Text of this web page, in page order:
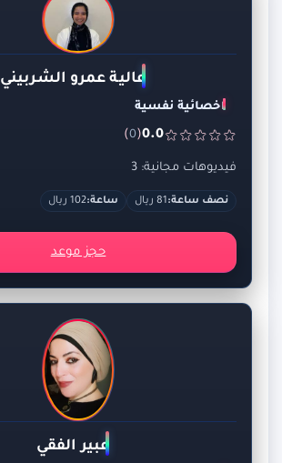
عالية عمرو الشربيني
اخصائية نفسية
0.0
(
0
)
فيديوهات مجانية: 3
نصف ساعة:81 ريال ساعة:102 ريال
حجز موعد
عبير الفقي